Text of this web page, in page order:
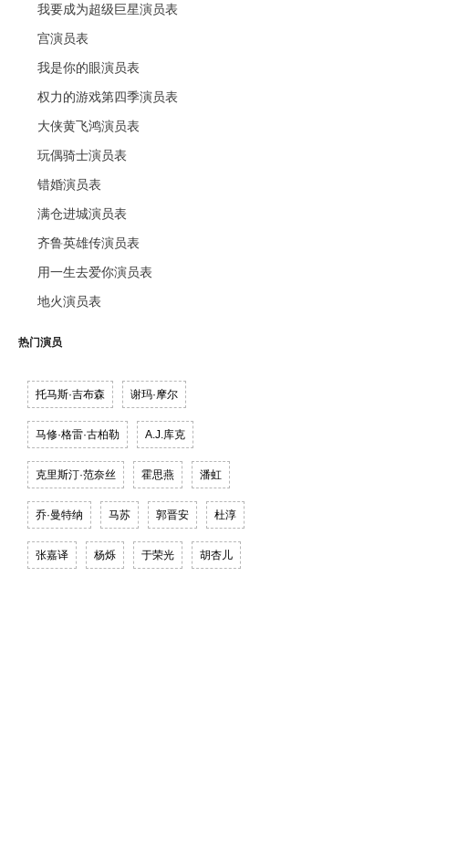
我要成为超级巨星演员表
宫演员表
我是你的眼演员表
权力的游戏第四季演员表
大侠黄飞鸿演员表
玩偶骑士演员表
错婚演员表
满仓进城演员表
齐鲁英雄传演员表
用一生去爱你演员表
地火演员表
热门演员
托马斯·吉布森 谢玛·摩尔
马修·格雷·古柏勒 A.J.库克
克里斯汀·范奈丝 霍思燕 潘虹
乔·曼特纳 马苏 郭晋安 杜淳
张嘉译 杨烁 于荣光 胡杏儿